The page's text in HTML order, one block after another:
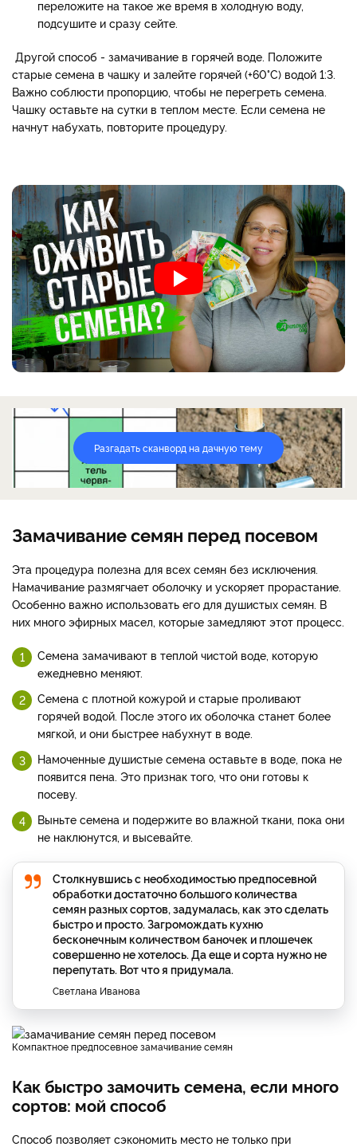
переложите на такое же время в холодную воду,
подсушите и сразу сейте.
Другой способ - замачивание в горячей воде. Положите
старые семена в чашку и залейте горячей (+60°C) водой 1:3.
Важно соблюсти пропорцию, чтобы не перегреть семена.
Чашку оставьте на сутки в теплом месте. Если семена не
начнут набухать, повторите процедуру.
Разгадать сканворд на дачную тему
Замачивание семян перед посевом
Эта процедура полезна для всех семян без исключения.
Намачивание размягчает оболочку и ускоряет прорастание.
Особенно важно использовать его для душистых семян. В
них много эфирных масел, которые замедляют этот процесс.
Семена замачивают в теплой чистой воде, которую
ежедневно меняют.
Семена с плотной кожурой и старые проливают
горячей водой. После этого их оболочка станет более
мягкой, и они быстрее набухнут в воде.
Намоченные душистые семена оставьте в воде, пока не
появится пена. Это признак того, что они готовы к
посеву.
Выньте семена и подержите во влажной ткани, пока они
не наклюнутся, и высевайте.
Столкнувшись с необходимостью предпосевной
обработки достаточно большого количества
семян разных сортов, задумалась, как это сделать
быстро и просто. Загромождать кухню
бесконечным количеством баночек и плошечек
совершенно не хотелось. Да еще и сорта нужно не
перепутать. Вот что я придумала.
Светлана Иванова
Компактное предпосевное замачивание семян
Как быстро замочить семена, если много
сортов: мой способ
Способ позволяет сэкономить место не только при